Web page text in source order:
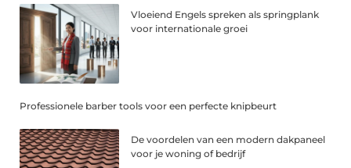
Vloeiend Engels spreken als springplank
voor internationale groei
Professionele barber tools voor een perfecte knipbeurt
De voordelen van een modern dakpaneel
voor je woning of bedrijf